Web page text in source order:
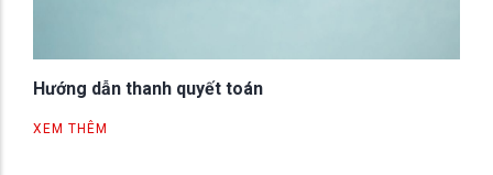
Hướng dẫn thanh quyết toán
XEM THÊM